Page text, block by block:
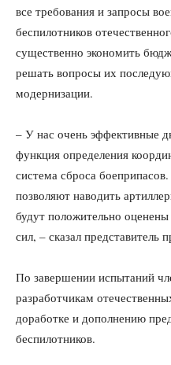
все требования и запросы
беспилотников
существенно экономить
решать вопросы их
модернизации.
– У нас очень эффективные
функция определения
система сброса
позволяют наводить
будут положительно
сил, – сказал
По завершении испытаний
разработчикам
доработке и дополнению
беспилотников.